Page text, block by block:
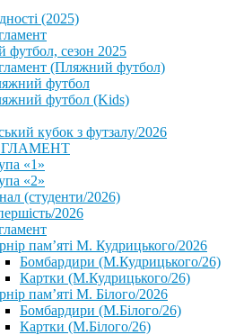
(2025)
футбол, сезон 2025
(Пляжний футбол)
футбол
футбол (Kids)
кубок з футзалу/2026
«1»
«2»
(студенти/2026)
2026⁩
пам’яті М. Кудрицького/2026
Бомбардири (М.Кудрицького/26)
Картки (М.Кудрицького/26)
пам’яті М. Білого/2026
Бомбардири (М.Білого/26)
Картки (М.Білого/26)